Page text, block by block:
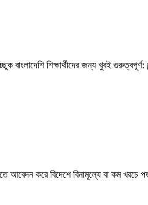
বাংলাদেশি শিক্ষার্থীদের জন্য খুবই
আবেদন করে বিদেশে বিনামূল্যে বা কম খরচে